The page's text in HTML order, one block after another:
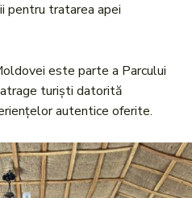
pentru tratarea apei
este parte a Parcului
turiști datorită
autentice oferite.